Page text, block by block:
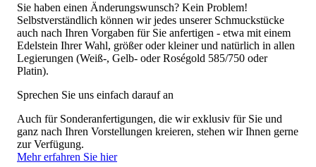
Sie haben einen Änderungswunsch? Kein Problem!
Selbstverständlich können wir jedes unserer Schmuckstücke
auch nach Ihren Vorgaben für Sie anfertigen - etwa mit einem
Edelstein Ihrer Wahl, größer oder kleiner und natürlich in allen
Legierungen (Weiß-, Gelb- oder Roségold 585/750 oder
Platin).
Sprechen Sie uns einfach darauf an
Auch für Sonderanfertigungen, die wir exklusiv für Sie und
ganz nach Ihren Vorstellungen kreieren, stehen wir Ihnen gerne
zur Verfügung.
Mehr erfahren Sie hier